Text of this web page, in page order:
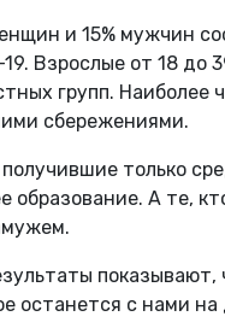
и 15% мужчин
19. Взрослые от 18
групп. Наиболее
сбережениями.
только
образование. А те,
останется с нами